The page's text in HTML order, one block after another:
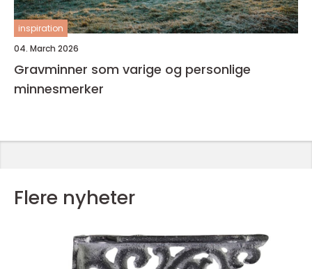
inspiration
04. March 2026
Gravminner som varige og personlige
minnesmerker
Flere nyheter